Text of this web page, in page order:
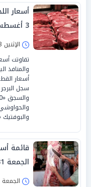
أسعار
3 أغسطس 2026
الإثنين 03/أغسطس/2026 - 08:30 ص
تفاوتت
والبوفتيك «380 جنيهًا» بداخل منافذ وزارة
قائمة
الجمعة 31 يوليو 2026
الجمعة 31/يوليو/2026 - 08:30 ص